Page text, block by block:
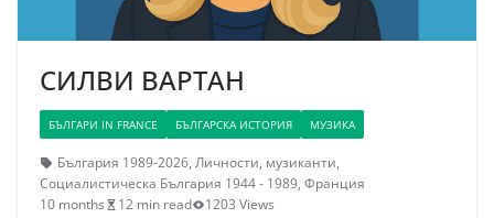
СИЛВИ ВАРТАН
БЪЛГАРИ IN FRANCE БЪЛГАРСКА ИСТОРИЯ МУЗИКА
България 1989-2026, Личности, музиканти,
Социалистическа България 1944 - 1989, Франция
10 months
12 min read 1203 Views